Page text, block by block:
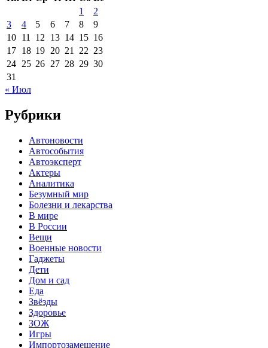
1
2
3
4 5 6 7 8
9
10 11 12 13 14 15 16
17 18 19 20 21 22 23
24 25 26 27 28 29 30
31
« Июл
Рубрики
Автоновости
Автособытия
Автоэксперт
Актеры
Аналитика
Безумный мир
Болезни и лекарства
В мире
В России
Вещи
Военные новости
Гаджеты
Дети
Дом и сад
Еда
Звёзды
Здоровье
ЗОЖ
Игры
Импортозамещение